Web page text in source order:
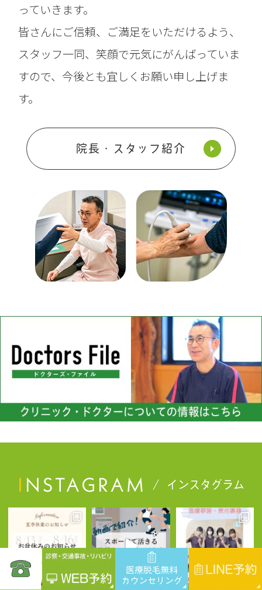
っていきます。
皆さんにご信頼、ご満足をいただけるよう、
スタッフ一同、笑顔で元気にがんばっていま
すので、今後とも宜しくお願い申し上げま
す。
院長・スタッフ紹介
INSTAGRAM インスタグラム